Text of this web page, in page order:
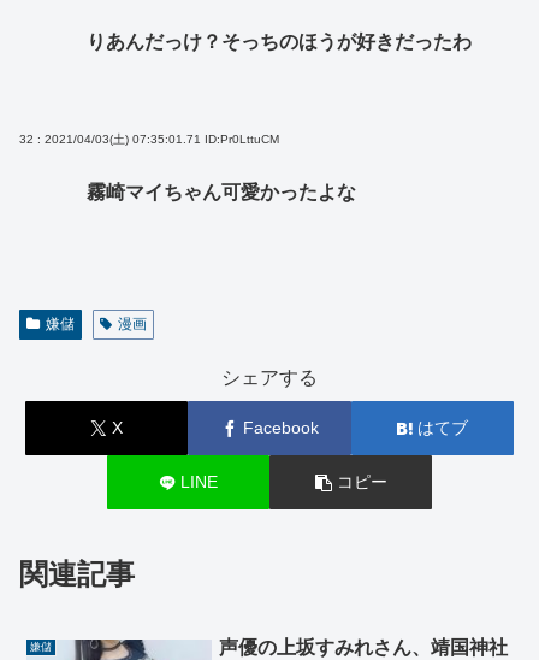
りあんだっけ？そっちのほうが好きだったわ
32 : 2021/04/03(土) 07:35:01.71 ID:Pr0LttuCM
霧崎マイちゃん可愛かったよな
嫌儲 漫画
シェアする
X Facebook はてブ
LINE コピー
関連記事
嫌儲
声優の上坂すみれさん、靖国神社